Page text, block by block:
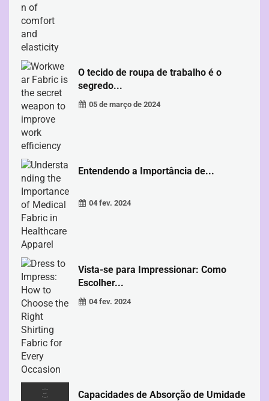
O tecido de roupa de trabalho é o
segredo...
05 de março de 2024
Entendendo a Importância de...
04 fev. 2024
Vista-se para Impressionar: Como
Escolher...
04 fev. 2024
Capacidades de Absorção de Umidade